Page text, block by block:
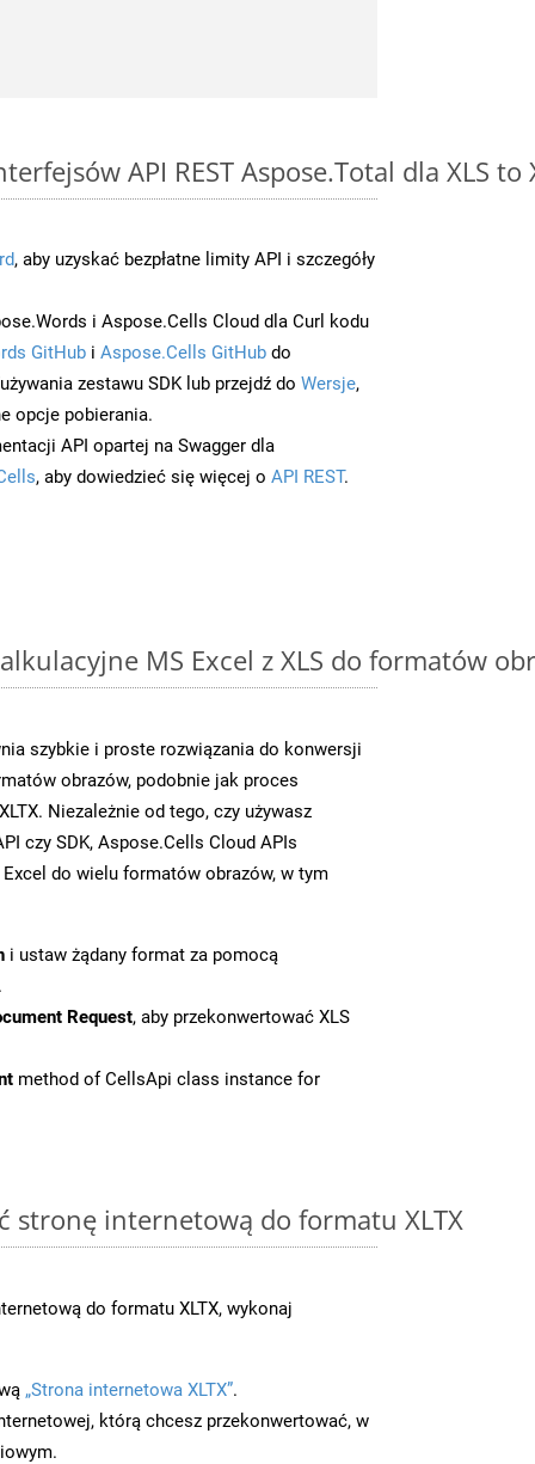
API REST Aspose.Total dla XLS to
, aby uzyskać bezpłatne limity API i szczegóły
i Aspose.Cells Cloud dla Curl kodu
GitHub i Aspose.Cells GitHub do
zestawu SDK lub przejdź do Wersje,
opcje pobierania.
API opartej na Swagger dla
, aby dowiedzieć się więcej o API REST.
MS Excel z XLS do formatów
szybkie i proste rozwiązania do konwersji
obrazów, podobnie jak proces
Niezależnie od tego, czy używasz
czy SDK, Aspose.Cells Cloud APIs
do wielu formatów obrazów, w tym
i ustaw żądany format za pomocą
.
Request, aby przekonwertować XLS
method of CellsApi class instance for
stronę internetową do formatu XLTX
do formatu XLTX, wykonaj
„Strona internetowa XLTX”.
którą chcesz przekonwertować, w